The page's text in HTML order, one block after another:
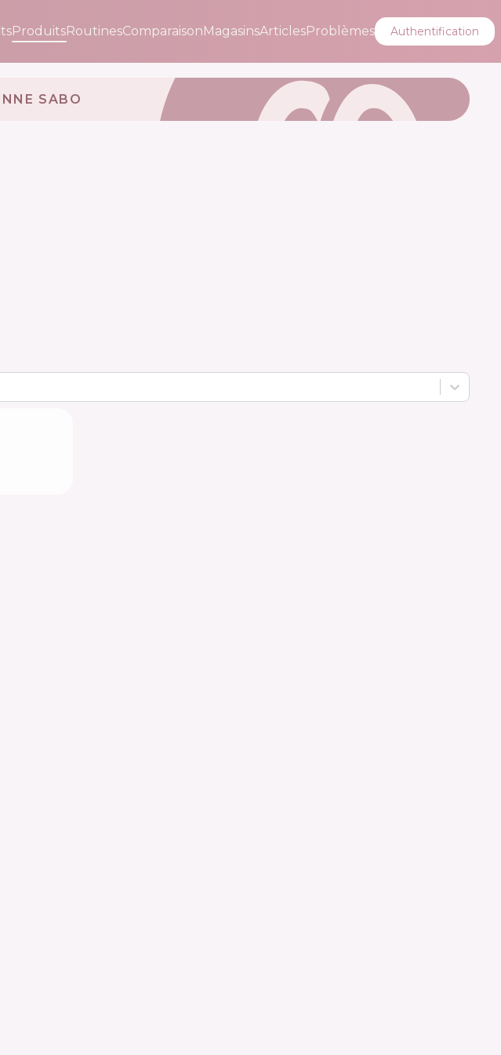
ProduitsRoutinesComparaisonMagasinsArticlesProblèmes Authentification
SABO 🇫🇷